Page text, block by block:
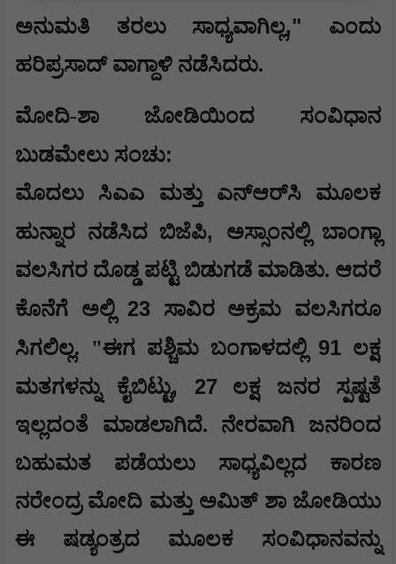
ಅನುಮತಿ ತರಲು ಸಾಧ್ಯವಾಗಿಲ್ಲ," ಎಂದು
ಹರಿಪ್ರಸಾದ್ ವಾಗ್ದಾಳಿ ನಡೆಸಿದರು.
ಮೋದಿ-ಶಾ ಜೋಡಿಯಿಂದ ಸಂವಿಧಾನ
ಬುಡಮೇಲು ಸಂಚು:
ಮೊದಲು ಸಿಎಎ ಮತ್ತು ಎನ್‌ಆರ್‌ಸಿ ಮೂಲಕ
ಹುನ್ನಾರ ನಡೆಸಿದ ಬಿಜೆಪಿ, ಅಸ್ಸಾಂನಲ್ಲಿ ಬಾಂಗ್ಲಾ
ವಲಸಿಗರ ದೊಡ್ಡ ಪಟ್ಟಿ ಬಿಡುಗಡೆ ಮಾಡಿತು. ಆದರೆ
ಕೊನೆಗೆ ಅಲ್ಲಿ 23 ಸಾವಿರ ಅಕ್ರಮ ವಲಸಿಗರೂ
ಸಿಗಲಿಲ್ಲ. "ಈಗ ಪಶ್ಚಿಮ ಬಂಗಾಳದಲ್ಲಿ 91 ಲಕ್ಷ
ಮತಗಳನ್ನು ಕೈಬಿಟ್ಟು, 27ಲಕ್ಷ ಜನರ ಸ್ಪಷ್ಟತೆ
ಇಲ್ಲದಂತೆ ಮಾಡಲಾಗಿದೆ. ನೇರವಾಗಿ ಜನರಿಂದ
ಬಹುಮತ ಪಡೆಯಲು ಸಾಧ್ಯವಿಲ್ಲದ ಕಾರಣ
ನರೇಂದ್ರ ಮೋದಿ ಮತ್ತು ಅಮಿತ್ ಶಾ ಜೋಡಿಯು
ಈ ಷಡ್ಯಂತ್ರದ ಮೂಲಕ ಸಂವಿಧಾನವನ್ನು